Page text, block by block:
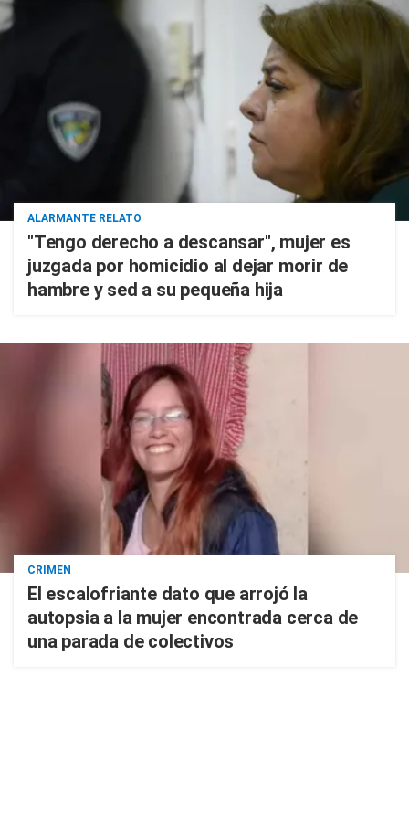
ALARMANTE RELATO
"Tengo derecho a descansar", mujer es
juzgada por homicidio al dejar morir de
hambre y sed a su pequeña hija
CRIMEN
El escalofriante dato que arrojó la
autopsia a la mujer encontrada cerca de
una parada de colectivos